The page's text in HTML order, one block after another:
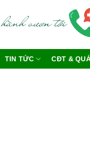
TIN TỨC CĐT &